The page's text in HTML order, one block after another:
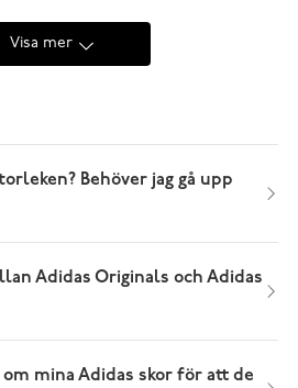
Visa mer
Behöver jag gå upp
Adidas Originals och Adidas
mina Adidas skor för att de